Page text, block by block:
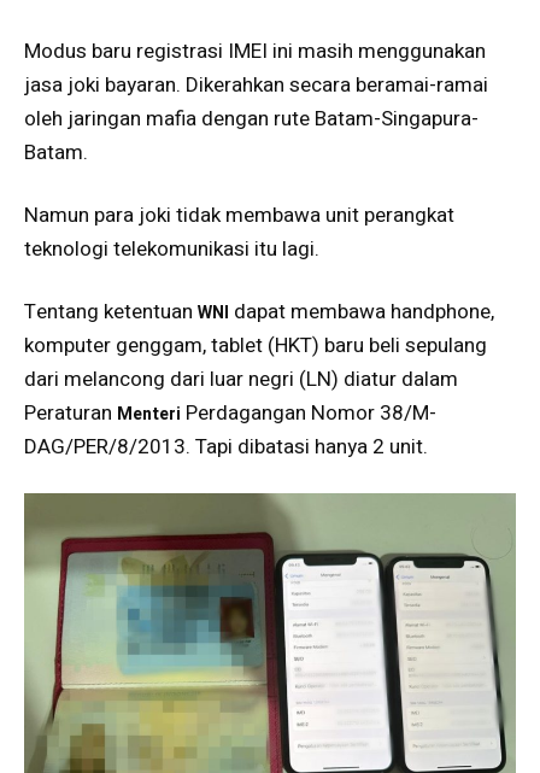
Modus baru registrasi IMEI ini masih menggunakan
jasa joki bayaran. Dikerahkan secara beramai-ramai
oleh jaringan mafia dengan rute Batam-Singapura-
Batam.
Namun para joki tidak membawa unit perangkat
teknologi telekomunikasi itu lagi.
Tentang ketentuan WNI dapat membawa handphone,
komputer genggam, tablet (HKT) baru beli sepulang
dari melancong dari luar negri (LN) diatur dalam
Peraturan Menteri Perdagangan Nomor 38/M-
DAG/PER/8/2013. Tapi dibatasi hanya 2 unit.